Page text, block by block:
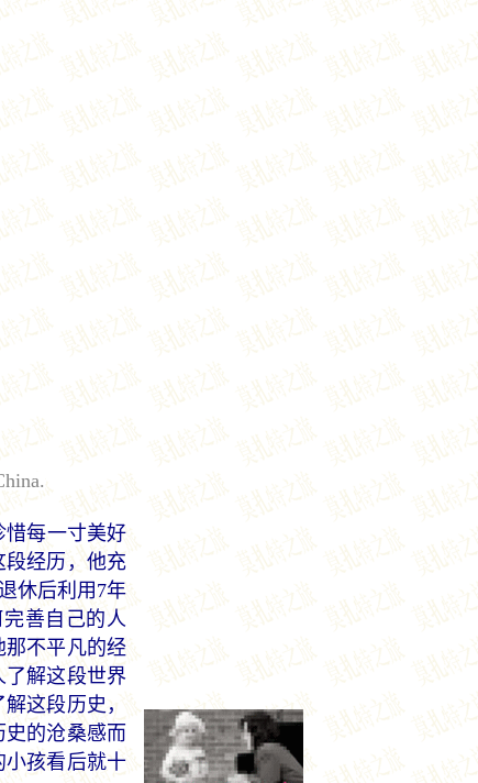
惜每一寸美好
段经历，他充
休后利用7年
善自己的人
那不平凡的经
解这段世界
这段历史，
的沧桑感而
小孩看后就十